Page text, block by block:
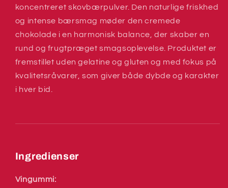
koncentreret skovbærpulver. Den naturlige friskhed
og intense bærsmag møder den cremede
chokolade i en harmonisk balance, der skaber en
rund og frugtpræget smagsoplevelse. Produktet er
fremstillet uden gelatine og gluten og med fokus på
kvalitetsråvarer, som giver både dybde og karakter
i hver bid.
Ingredienser
Vingummi: